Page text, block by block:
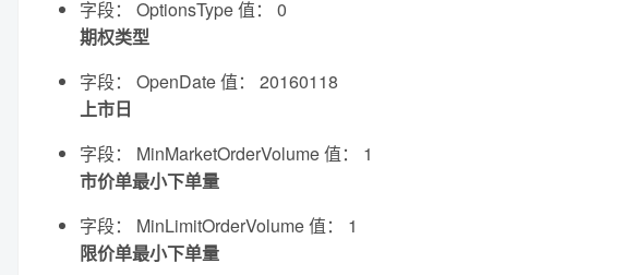
字段： OptionsType 值： 0
期权类型
字段： OpenDate 值： 20160118
上市日
字段： MinMarketOrderVolume 值： 1
市价单最小下单量
字段： MinLimitOrderVolume 值： 1
限价单最小下单量